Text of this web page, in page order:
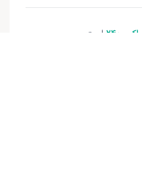
اکسین‌24
است.